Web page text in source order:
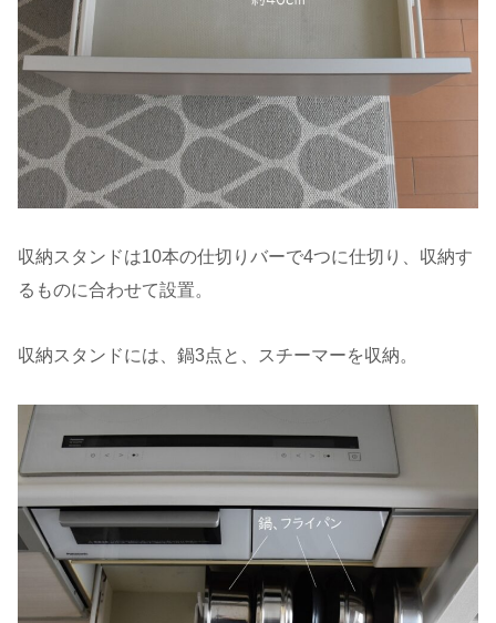
収納スタンドは10本の仕切りバーで4つに仕切り、収納す
るものに合わせて設置。
収納スタンドには、鍋3点と、スチーマーを収納。